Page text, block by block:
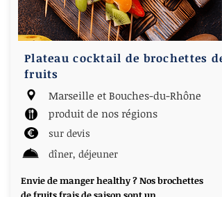
Plateau cocktail de brochettes de
fruits
Marseille et Bouches-du-Rhône
produit de nos régions
sur devis
dîner, déjeuner
Envie de manger healthy ? Nos brochettes